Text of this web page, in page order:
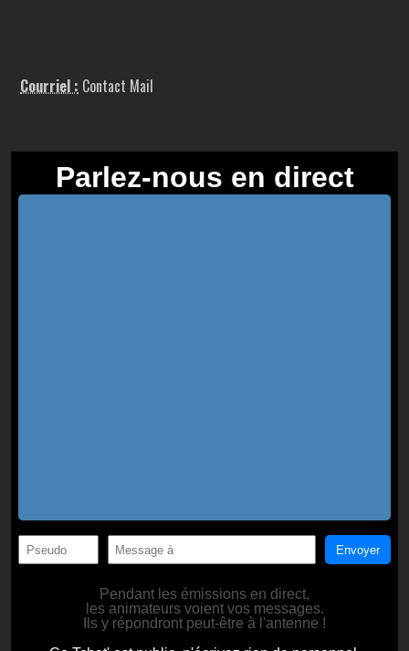
Courriel : Contact Mail